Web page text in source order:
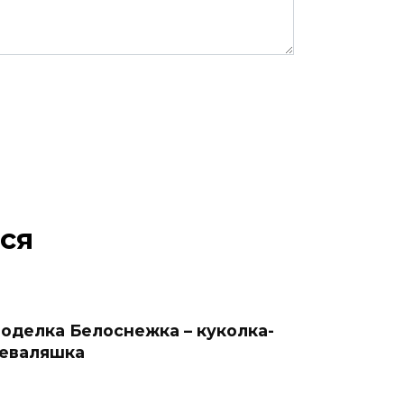
Белоснежка – куколка-